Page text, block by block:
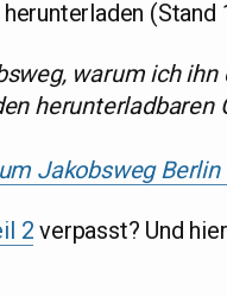
her­un­ter­la­den (Stand
war­um ich
her­un­ter­lad­ba­ren
Jakobs­weg
2 ver­passt? Und hier